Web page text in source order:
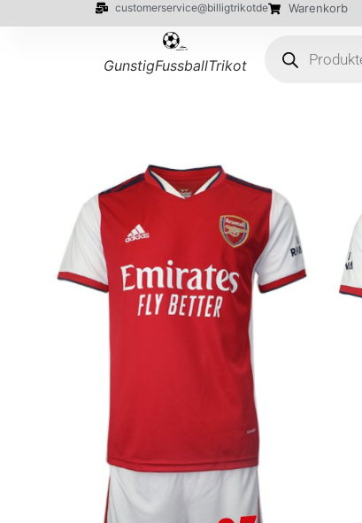
customerservice@billigtrikotde Warenkorb
GunstigFussballTrikot